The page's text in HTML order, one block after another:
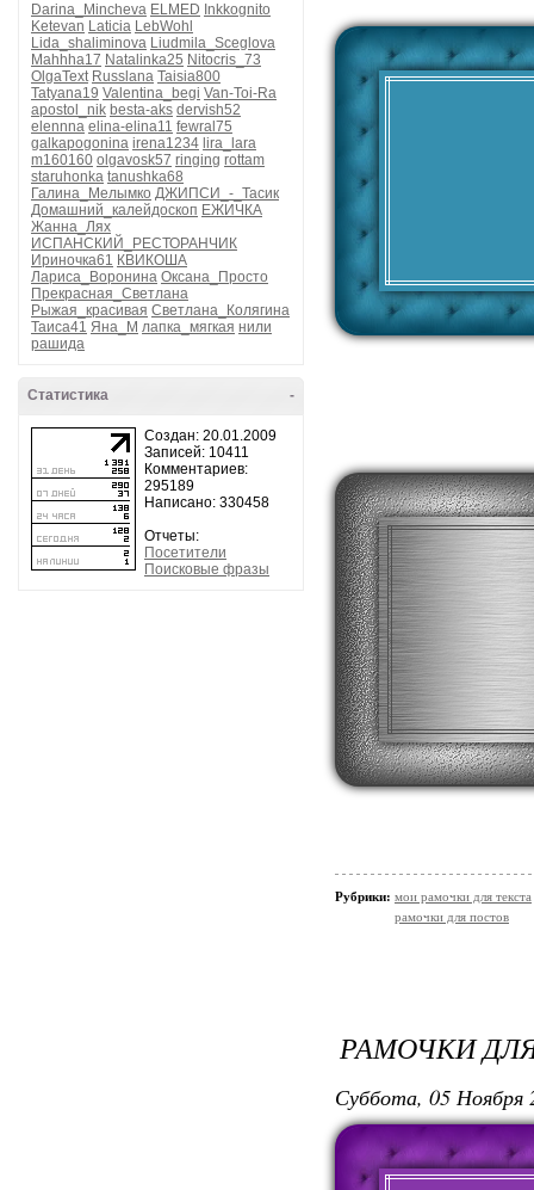
Darina_Mincheva ELMED Inkkognito
Ketevan Laticia LebWohl
Lida_shaliminova Liudmila_Sceglova
Mahhha17 Natalinka25 Nitocris_73
OlgaText Russlana Taisia800
Tatyana19 Valentina_begi Van-Toi-Ra
apostol_nik besta-aks dervish52
elennna elina-elina11 fewral75
galkapogonina irena1234 lira_lara
m160160 olgavosk57 ringing rottam
staruhonka tanushka68
Галина_Мелымко ДЖИПСИ_-_Тасик
Домашний_калейдоскоп ЕЖИЧКА
Жанна_Лях
ИСПАНСКИЙ_РЕСТОРАНЧИК
Ириночка61 КВИКОША
Лариса_Воронина Оксана_Просто
Прекрасная_Светлана
Рыжая_красивая Светлана_Колягина
Таиса41 Яна_М лапка_мягкая нили
рашида
-
Статистика
Создан: 20.01.2009
Записей: 10411
Комментариев:
295189
Написано: 330458
Отчеты:
Посетители
Поисковые фразы
Рубрики: мои рамочки для текста
рамочки для постов
РАМОЧКИ
Суббота, 05 Ноября